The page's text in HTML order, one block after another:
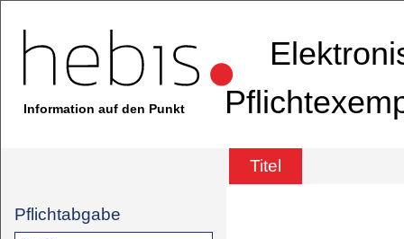
Information auf den Punkt
Titel
Pflichtabgabe